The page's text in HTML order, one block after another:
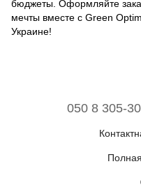
бюджеты. Оформляйте
мечты вместе с Green
Украине!
050 8 305-